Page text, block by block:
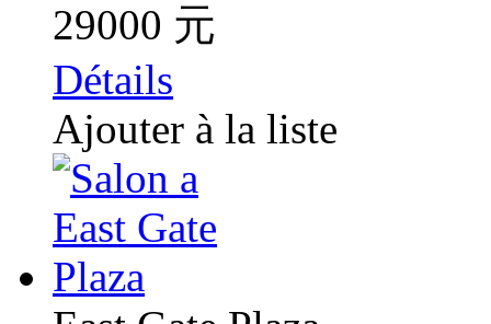
29000 元
Détails
Ajouter à la liste